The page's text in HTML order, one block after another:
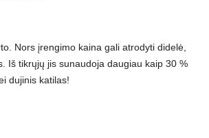
Nors įrengimo kaina gali atrodyti didelė,
Iš tikrųjų jis sunaudoja daugiau kaip 30 %
dujinis katilas!